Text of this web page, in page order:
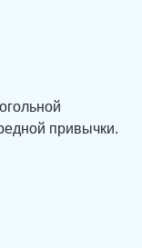
привычки.